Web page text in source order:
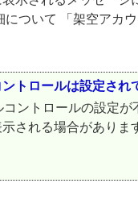
ついて 「架空アカ
トロールは設定され
ントロールの設定
される場合があり